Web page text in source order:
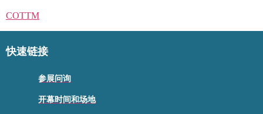
COTTM
快速链接
参展问询
开幕时间和场地